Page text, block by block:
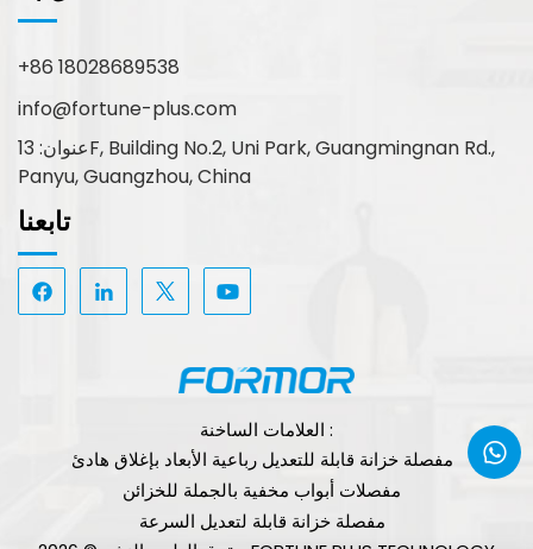
+86 18028689538
info@fortune-plus.com
عنوان: 13F, Building No.2, Uni Park, Guangmingnan Rd.,
Panyu, Guangzhou, China
تابعنا
العلامات الساخنة :
مفصلة خزانة قابلة للتعديل رباعية الأبعاد بإغلاق هادئ
مفصلات أبواب مخفية بالجملة للخزائن
مفصلة خزانة قابلة لتعديل السرعة